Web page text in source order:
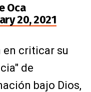
Oca
20, 2021
en criticar su
de
bajo Dios,